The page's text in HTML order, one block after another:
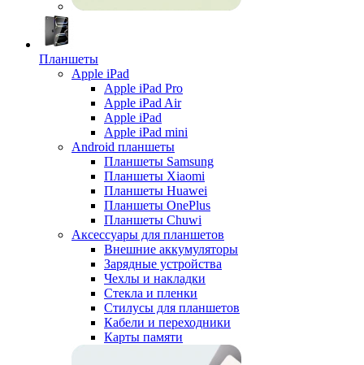
Планшеты
Apple iPad
Apple iPad Pro
Apple iPad Air
Apple iPad
Apple iPad mini
Android планшеты
Планшеты Samsung
Планшеты Xiaomi
Планшеты Huawei
Планшеты OnePlus
Планшеты Chuwi
Аксессуары для планшетов
Внешние аккумуляторы
Зарядные устройства
Чехлы и накладки
Стекла и пленки
Стилусы для планшетов
Кабели и переходники
Карты памяти